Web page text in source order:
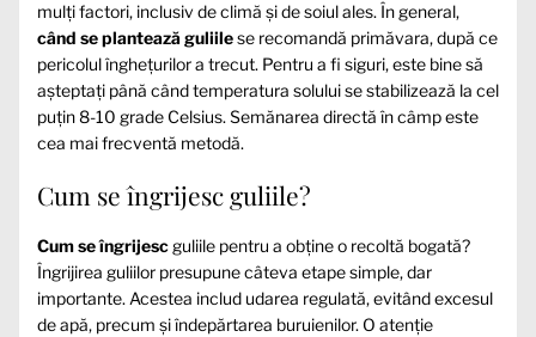
mulți factori, inclusiv de climă și de soiul ales. În general,
când se plantează guliilese recomandă primăvara, după ce
pericolul înghețurilor a trecut. Pentru a fi siguri, este bine să
așteptați până când temperatura solului se stabilizează la cel
puțin 8-10 grade Celsius. Semănarea directă în câmp este
cea mai frecventă metodă.
Cum se îngrijesc guliile?
Cum se îngrijesc guliile pentru a obține o recoltă bogată?
Îngrijirea guliilor presupune câteva etape simple, dar
importante. Acestea includ udarea regulată, evitând excesul
de apă, precum și îndepărtarea buruienilor. O atenție